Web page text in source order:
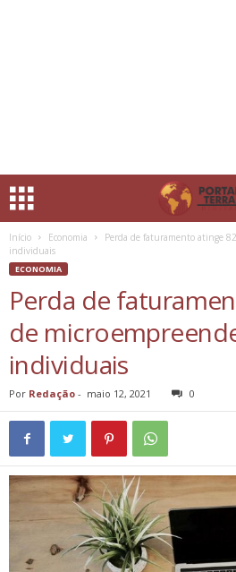
Início Economia
Perda de faturamento atinge
individuais
ECONOMIA
Perda de
de
individuais
Por Redação - maio 12, 2021 0